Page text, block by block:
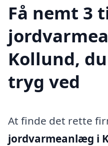
Få nemt 3
Kollund,
tryg ved
At finde det rette
jordvarmeanlæg i